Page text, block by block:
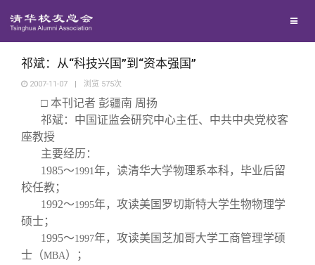
西南联大校友会
义工计划
新媒体平台
青春风采
校友文苑
校友服务
祁斌：从“科技兴国”到“资本强国”
2007-11-07 | 浏览 575次
□ 本刊记者 彭疆南 周扬
祁斌：中国证监会研究中心主任、中共中央党校客
座教授
主要经历：
1985～1991年，读清华大学物理系本科，毕业后留
校任教；
1992～1995年，攻读美国罗切斯特大学生物物理学
硕士；
1995～1997年，攻读美国芝加哥大学工商管理学硕
士（MBA）；